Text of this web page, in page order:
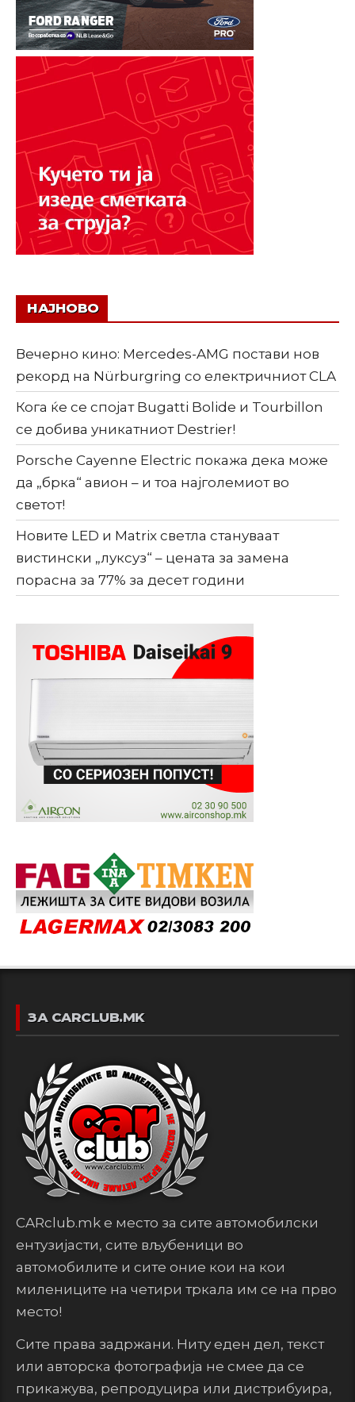
НАЈНОВО
Вечерно кино: Mercedes-AMG постави нов
рекорд на Nürburgring со електричниот CLA
Кога ќе се спојат Bugatti Bolide и Tourbillon
се добива уникатниот Destrier!
Porsche Cayenne Electric покажа дека може
да „брка“ авион – и тоа најголемиот во
светот!
Новите LED и Matrix светла стануваат
вистински „луксуз“ – цената за замена
порасна за 77% за десет години
ЗА CARCLUB.MK
CARclub.mk е место за сите автомобилски
ентузијасти, сите вљубеници во
автомобилите и сите оние кои на кои
милениците на четири тркала им се на прво
место!
Сите права задржани. Ниту еден дел, текст
или авторска фотографија не смее да се
прикажува, репродуцира или дистрибуира,